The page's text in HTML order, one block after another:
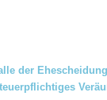
der